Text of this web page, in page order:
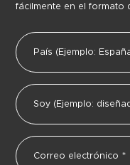
fácilmente en el formato